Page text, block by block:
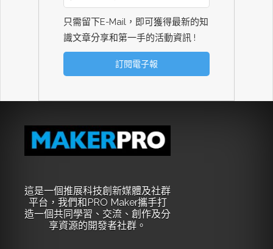
只需留下E-Mail，即可獲得最新的知
識文章分享和第一手的活動資訊 !
這是一個推展科技創新媒體及社群
平台，我們和PRO Maker攜手打
造一個共同學習、交流、創作及分
享資源的開發者社群。